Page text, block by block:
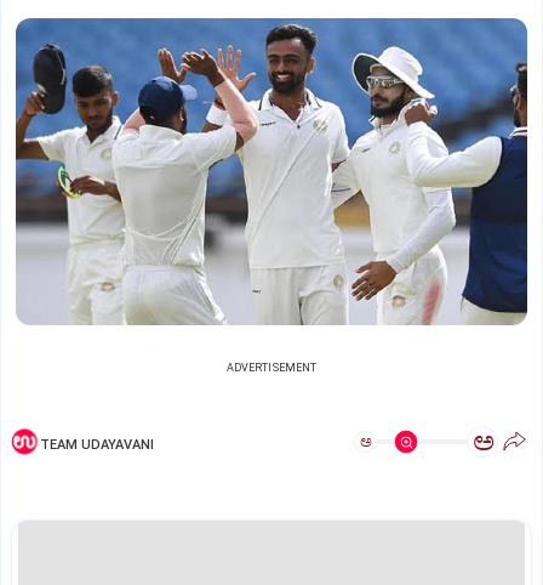
ADVERTISEMENT
TEAM UDAYAVANI ಅ ಅ